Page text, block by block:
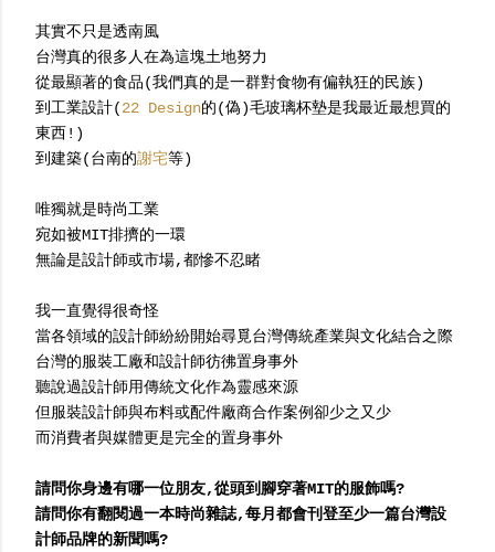
其實不只是透南風
台灣真的很多人在為這塊土地努力
從最顯著的食品(我們真的是一群對食物有偏執狂的民族)
到工業設計(22 Design的(偽)毛玻璃杯墊是我最近最想買的
東西!)
到建築(台南的謝宅等)
唯獨就是時尚工業
宛如被MIT排擠的一環
無論是設計師或市場,都慘不忍睹
我一直覺得很奇怪
當各領域的設計師紛紛開始尋覓台灣傳統產業與文化結合之際
台灣的服裝工廠和設計師彷彿置身事外
聽說過設計師用傳統文化作為靈感來源
但服裝設計師與布料或配件廠商合作案例卻少之又少
而消費者與媒體更是完全的置身事外
請問你身邊有哪一位朋友,從頭到腳穿著MIT的服飾嗎?
請問你有翻閱過一本時尚雜誌,每月都會刊登至少一篇台灣設
計師品牌的新聞嗎?